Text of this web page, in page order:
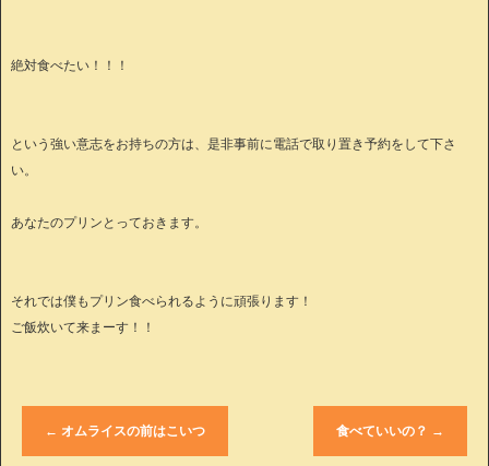
絶対食べたい！！！
という強い意志をお持ちの方は、是非事前に電話で取り置き予約をして下さ
い。
あなたのプリンとっておきます。
それでは僕もプリン食べられるように頑張ります！
ご飯炊いて来まーす！！
← オムライスの前はこいつ 食べていいの？ →